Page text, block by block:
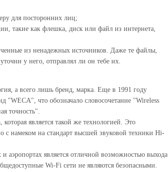
для посторонних лиц;
такие как флешка, диск или файл из интернета,
из ненадежных источников. Даже те файлы,
у него, отправлял ли он тебе их.
а всего лишь бренд, марка. Еще в 1991 году
"WECA", что обозначало словосочетание "Wireless
точность".
является такой же технологией. Это
с намеком на стандарт высшей звуковой техники Hi-
аэропортах является отличной возможностью выхода
Wi-Fi сети не являются безопасными.